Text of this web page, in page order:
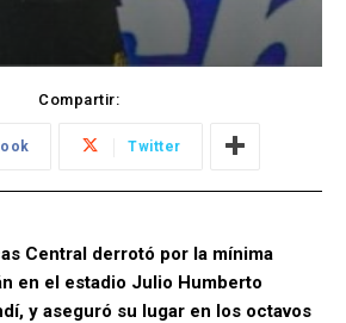
Compartir:
Twitter
Central derrotó por la mínima
en el estadio Julio Humberto
y aseguró su lugar en los octavos